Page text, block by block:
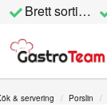
Brett sortiment
& servering Porslin